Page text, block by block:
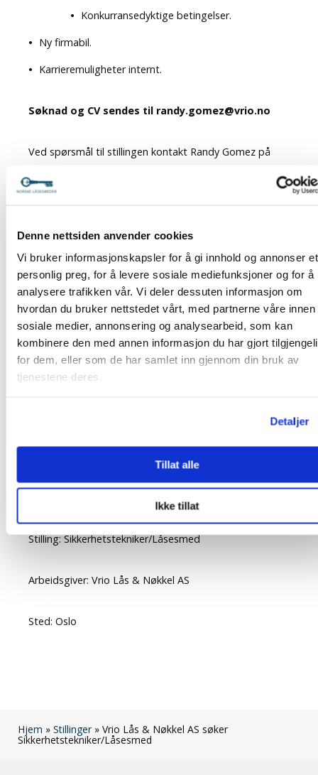
Denne nettsiden anvender cookies
Vi bruker informasjonskapsler for å gi innhold og annonser et
personlig preg, for å levere sosiale mediefunksjoner og for å
analysere trafikken vår. Vi deler dessuten informasjon om
hvordan du bruker nettstedet vårt, med partnerne våre innen
sosiale medier, annonsering og analysearbeid, som kan
kombinere den med annen informasjon du har gjort
for dem, eller som de har samlet inn gjennom din bruk av
tjenestene deres.
Detaljer
Tillat alle
Ikke tillat
Konkurransedyktige betingelser.
Ny firmabil.
Karrieremuligheter internt.
Søknad og CV sendes til randy.gomez@vrio.no
Ved spørsmål til stillingen kontakt Randy Gomez på
Vrio Lås & Nøkkel AS var et av de første TrioVing
sikkerhetssentrene i Norge. Vi er også veldig stolte av
å kunne skilte med å være Mesterbrevbedrift og
medlem i Foreningen Norske Låsesmeder. Som
totalleverandør av sikkerhet og sikkerhetssystemer
for næringsliv og private er vi i kontinuerlig utvikling,
og synes det er spennende med de nye utfordringene
Stilling: Sikkerhetstekniker/Låsesmed
Arbeidsgiver: Vrio Lås & Nøkkel AS
Sted: Oslo
Hjem » Stillinger» Vrio Lås & Nøkkel AS søker
Sikkerhetstekniker/Låsesmed